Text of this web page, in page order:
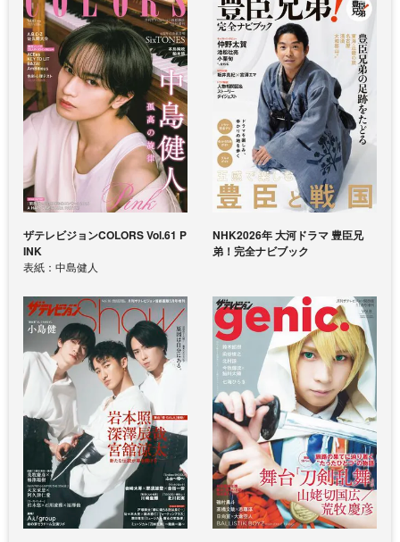
ザテレビジョンCOLORS Vol.61 P
INK
表紙：中島健人
NHK2026年 大河ドラマ 豊臣兄
弟！完全ナビブック